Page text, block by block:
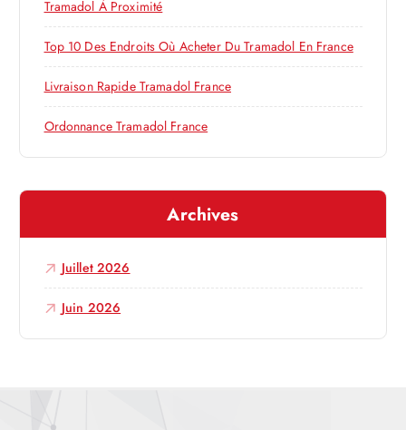
t
i
c
e
:
Tramadol À Proximité
Top 10 Des Endroits Où Acheter Du Tramadol En France
Livraison Rapide Tramadol France
Ordonnance Tramadol France
Archives
Juillet 2026
Juin 2026